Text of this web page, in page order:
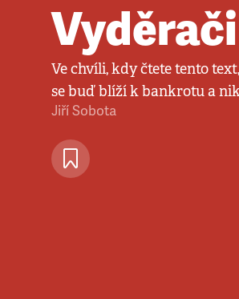
Ve chvíli, kdy čtete tento
se buď blíží k bankrotu a
Jiří Sobota